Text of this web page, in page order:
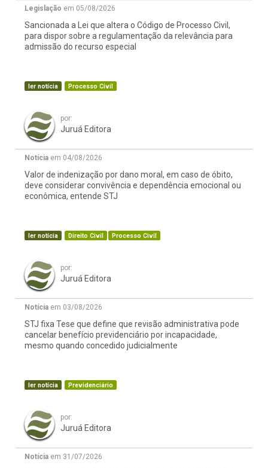
Legislação em 05/08/2026
Sancionada a Lei que altera o Código de Processo Civil,
para dispor sobre a regulamentação da relevância para
admissão do recurso especial
ler notícia Processo Civil
por:
Juruá Editora
Notícia em 04/08/2026
Valor de indenização por dano moral, em caso de óbito,
deve considerar convivência e dependência emocional ou
econômica, entende STJ
ler notícia Direito Civil Processo Civil
por:
Juruá Editora
Notícia em 03/08/2026
STJ fixa Tese que define que revisão administrativa pode
cancelar benefício previdenciário por incapacidade,
mesmo quando concedido judicialmente
ler notícia Previdenciário
por:
Juruá Editora
Notícia em 31/07/2026